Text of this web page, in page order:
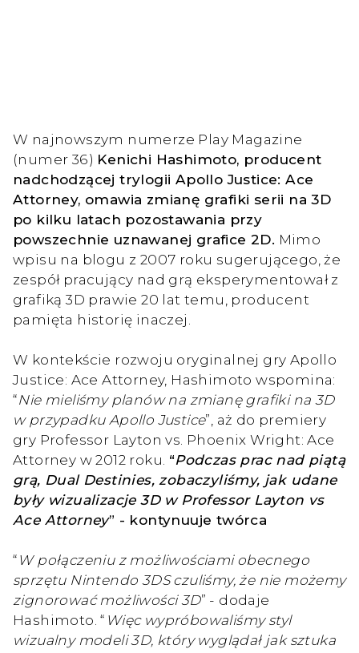
W najnowszym numerze Play Magazine
(numer 36) Kenichi Hashimoto, producent
nadchodzącej trylogii Apollo Justice: Ace
Attorney, omawia zmianę grafiki serii na 3D
po kilku latach pozostawania przy
powszechnie uznawanej grafice 2D. Mimo
wpisu na blogu z 2007 roku sugerującego, że
zespół pracujący nad grą eksperymentował z
grafiką 3D prawie 20 lat temu, producent
pamięta historię inaczej.
W kontekście rozwoju oryginalnej gry Apollo
Justice: Ace Attorney, Hashimoto wspomina:
“Nie mieliśmy planów na zmianę grafiki na 3D
w przypadku Apollo Justice”, aż do premiery
gry Professor Layton vs. Phoenix Wright: Ace
Attorney w 2012 roku. “Podczas prac nad piątą
grą, Dual Destinies, zobaczyliśmy, jak udane
były wizualizacje 3D w Professor Layton vs
Ace Attorney” - kontynuuje twórca
“W połączeniu z możliwościami obecnego
sprzętu Nintendo 3DS czuliśmy, że nie możemy
zignorować możliwości 3D” - dodaje
Hashimoto. “ Więc wypróbowaliśmy styl
wizualny modeli 3D, który wyglądał jak sztuka